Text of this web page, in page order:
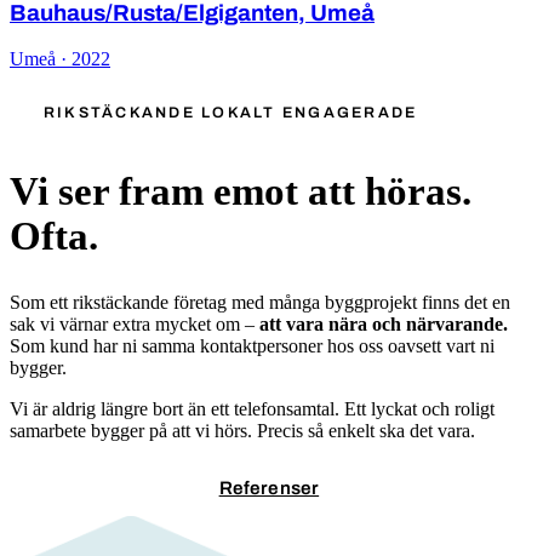
Bauhaus/Rusta/Elgiganten, Umeå
Umeå · 2022
RIKSTÄCKANDE LOKALT ENGAGERADE
Vi ser fram emot att höras.
Ofta.
Som ett rikstäckande företag med många byggprojekt finns det en
sak vi värnar extra mycket om – att vara nära och närvarande.
Som kund har ni samma kontaktpersoner hos oss oavsett vart ni
bygger.
Vi är aldrig längre bort än ett telefonsamtal. Ett lyckat och roligt
samarbete bygger på att vi hörs. Precis så enkelt ska det vara.
Referenser